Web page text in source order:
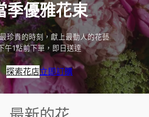
季優雅花束
珍貴的時刻，獻上最動人的花藝
午1點前下單，即日送達
探索花店立即訂購